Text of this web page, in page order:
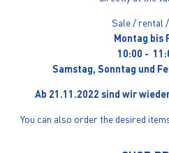
Sale / rental
Montag bis
10:00 -
Samstag, Sonntag und
Ab 21.11.2022 sind wir
You can also order the desired